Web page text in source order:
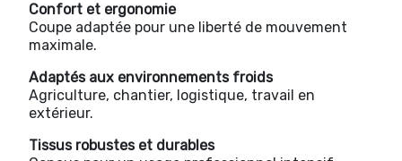
Confort et ergonomie
Coupe adaptée pour une liberté de mouvement
maximale.
Adaptés aux environnements froids
Agriculture, chantier, logistique, travail en
extérieur.
Tissus robustes et durables